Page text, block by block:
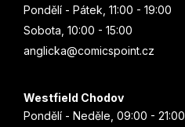
Pondělí - Pátek, 11:00 - 19:00
Sobota, 10:00 - 15:00
anglicka@comicspoint.cz
Westfield Chodov
Pondělí - Neděle, 09:00 - 21:00